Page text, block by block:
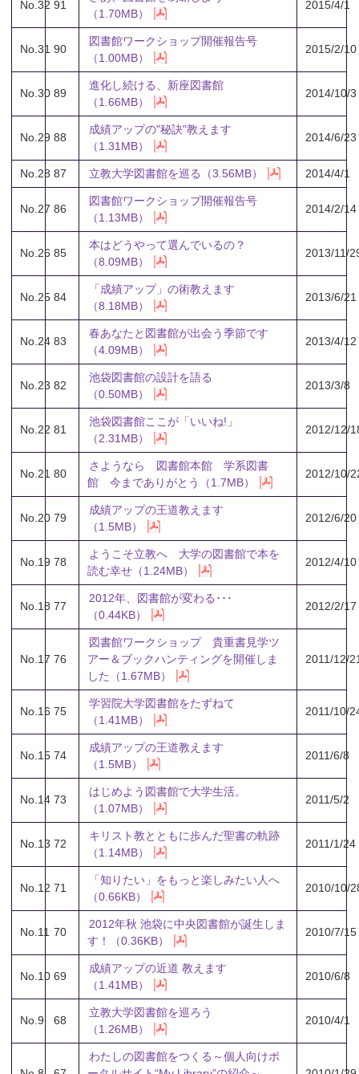
No.32 91
（1.70MB）
2015/4/1
No.31 90
図書館ワークショップ開催報告号
（1.00MB）
2015/2/10
No.30 89
進化し続ける、新座図書館
（1.66MB）
2014/10/3
No.29 88
成績アップの"秘訣"教えます
（1.31MB）
2014/6/23
No.28 87 立教大学図書館を巡る（3.56MB） 2014/4/1
No.27 86
図書館ワークショップ開催報告号
（1.13MB）
2014/2/14
No.26 85
本はどうやって選んでいるの？
（8.09MB）
2013/11/
No.25 84
「成績アップ」の術教えます
（8.18MB）
2013/6/21
No.24 83
春あなたと図書館が出会う季節です
（4.09MB）
2013/4/12
No.23 82
池袋図書館の設計を語る
（0.50MB）
2013/3/8
No.22 81
池袋図書館ここが「いいね!」
（2.31MB）
2012/12/
No.21 80
さようなら 図書館本館 学系図書
館 今までありがとう（1.7MB）
2012/10/
No.20 79
成績アップの王道教えます
（1.5MB）
2012/6/20
No.19 78
ようこそ立教へ 大学の図書館で本を
読む幸せ（1.24MB）
2012/4/10
No.18 77
2012年、図書館が変わる･･･
（0.44KB）
2012/2/17
No.17 76
図書館ワークショップ 貴重書見学ツ
アー＆ブックハンティングを開催しま
した（1.67MB）
2011/12/
No.16 75
学習院大学図書館をたずねて
（1.41MB）
2011/10/
No.15 74
成績アップの王道教えます
（1.5MB）
2011/6/8
No.14 73
はじめよう図書館で大学生活。
（1.07MB）
2011/5/2
No.13 72
キリスト教とともに歩んだ聖書の軌跡
（1.14MB）
2011/1/24
No.12 71
「知りたい」をもっと楽しみたい人へ
（0.66KB）
2010/10/
No.11 70
2012年秋 池袋に中央図書館が誕生しま
す！（0.36KB）
2010/7/15
No.10 69
成績アップの近道 教えます
（1.41MB）
2010/6/8
No.9 68
立教大学図書館を巡ろう
（1.26MB）
2010/4/1
わたしの図書館をつくる～個人向けポ